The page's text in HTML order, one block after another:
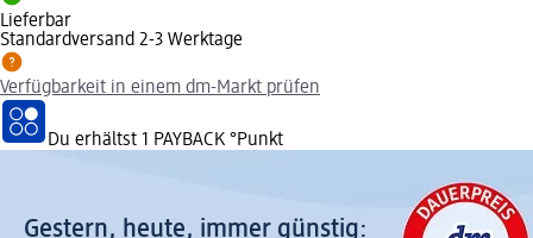
Lieferbar
Standardversand 2-3 Werktage
Verfügbarkeit in einem dm-Markt prüfen
Du erhältst 1 PAYBACK °Punkt
Gestern, heute, immer günstig: